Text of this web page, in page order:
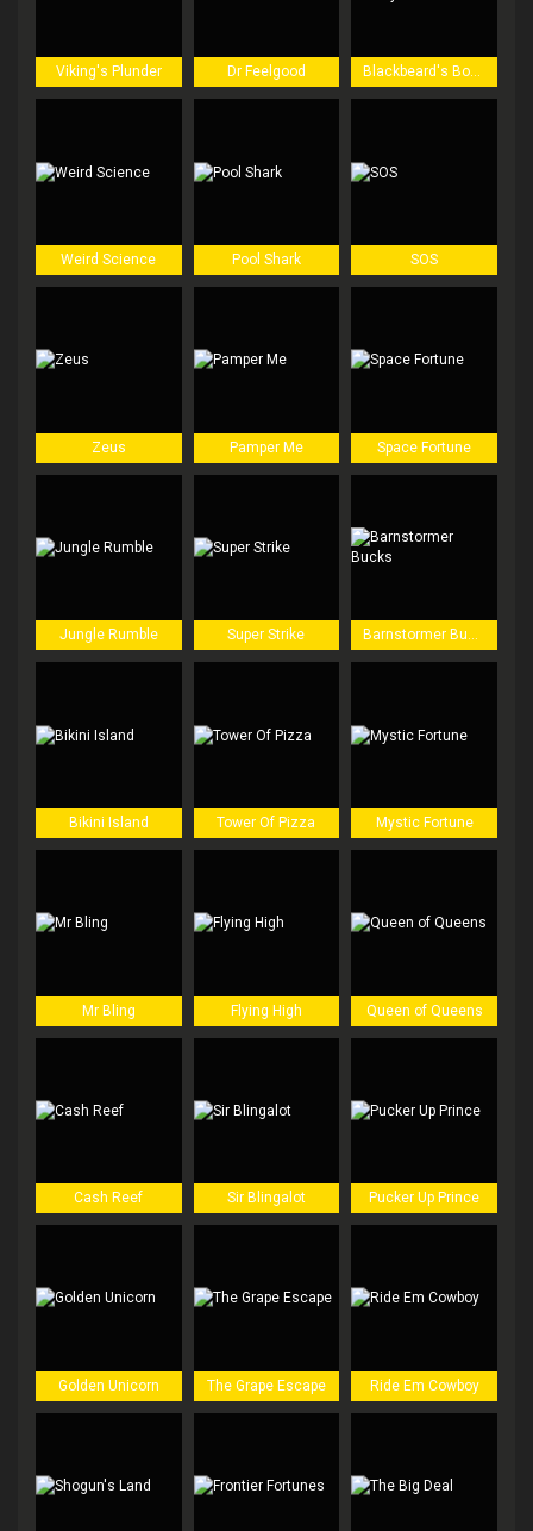
Viking's Plunder Dr Feelgood Blackbeard's Bounty
Weird Science Pool Shark SOS
Zeus Pamper Me Space Fortune
Jungle Rumble Super Strike Barnstormer Bucks
Bikini Island Tower Of Pizza Mystic Fortune
Mr Bling Flying High Queen of Queens
Cash Reef Sir Blingalot Pucker Up Prince
Golden Unicorn The Grape Escape Ride Em Cowboy